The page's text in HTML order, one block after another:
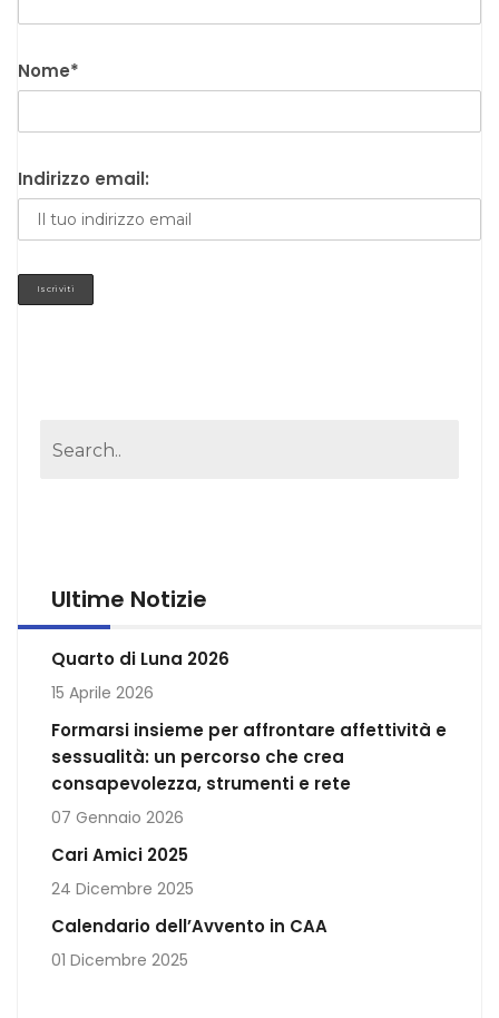
Nome*
Indirizzo email:
Ultime Notizie
Quarto di Luna 2026
15 Aprile 2026
Formarsi insieme per affrontare affettività e
sessualità: un percorso che crea
consapevolezza, strumenti e rete
07 Gennaio 2026
Cari Amici 2025
24 Dicembre 2025
Calendario dell’Avvento in CAA
01 Dicembre 2025